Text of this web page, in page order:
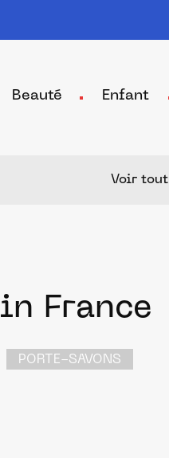
Beauté Enfant
Voir tout
France
PORTE-SAVONS